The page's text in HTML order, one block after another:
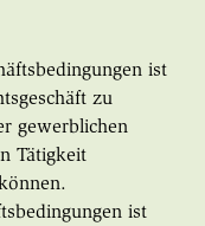
ist
zu
gewerblichen
Tätigkeit
ist